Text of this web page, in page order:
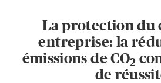
La protection du
entreprise: la
émissions de CO2
de